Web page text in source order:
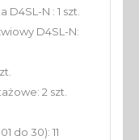
D4SL-N : 1 szt.
D4SL-N:
2 szt.
do 30): 11